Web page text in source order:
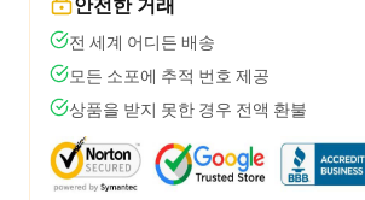
안전한 거래
전 세계 어디든 배송
모든 소포에 추적 번호 제공
상품을 받지 못한 경우 전액 환불